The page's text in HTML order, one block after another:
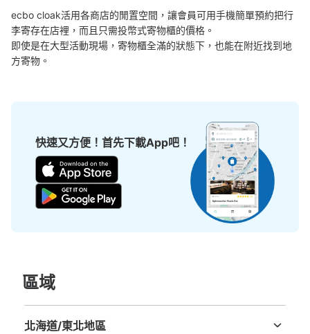
付款方式
スマホ決済
查看此投幣式儲物櫃的位置
ecbo cloak活用各商店的閒置空間，讓會員可用手機簡單預約把行
李寄存在店裡，而且只需投幣式寄物櫃的價格。
即使是在大型活動現場，寄物櫃全滿的狀態下，也能在附近找到地
方寄物。
快速又方便！首先下載App吧！
區域
北海道/東北地區